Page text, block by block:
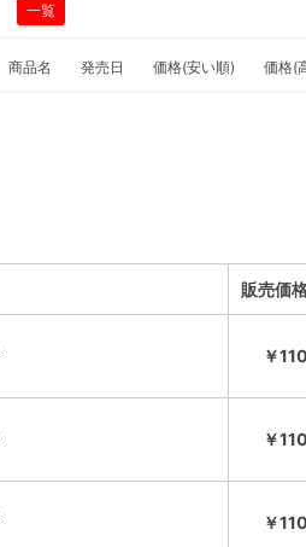
一覧
商品名 発売日 価格(安い順) 価格(
販売価
￥110
￥110
￥110